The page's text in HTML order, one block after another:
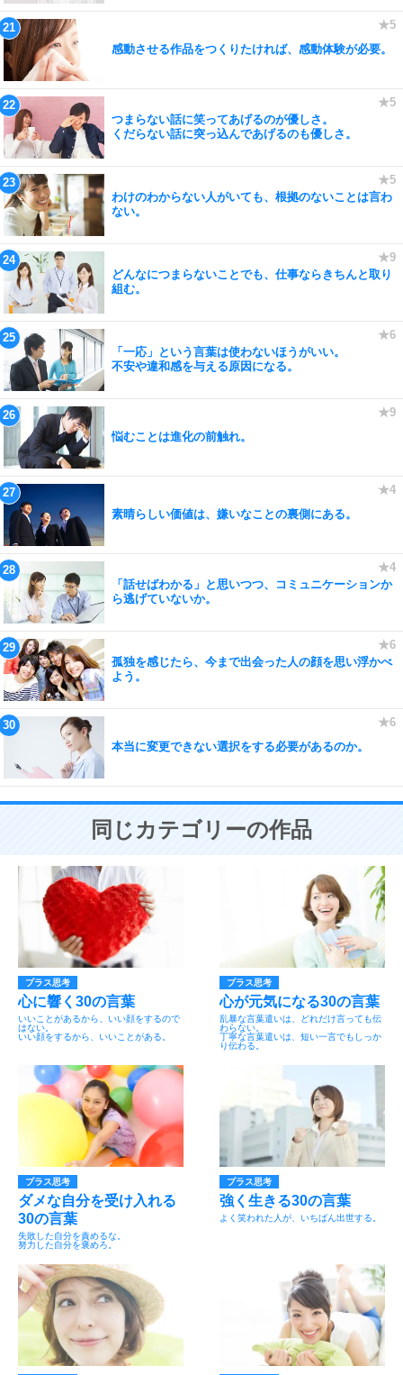
感動させる作品をつくりたければ、感動体験が必要。
つまらない話に笑ってあげるのが優しさ。
くだらない話に突っ込んであげるのも優しさ。
わけのわからない人がいても、根拠のないことは言わ
ない。
どんなにつまらないことでも、仕事ならきちんと取り
組む。
「一応」という言葉は使わないほうがいい。
不安や違和感を与える原因になる。
悩むことは進化の前触れ。
素晴らしい価値は、嫌いなことの裏側にある。
「話せばわかる」と思いつつ、コミュニケーションか
ら逃げていないか。
孤独を感じたら、今まで出会った人の顔を思い浮かべ
よう。
本当に変更できない選択をする必要があるのか。
同じカテゴリーの作品
プラス思考
心に響く30の言葉
いいことがあるから、いい顔をするので
はない。
いい顔をするから、いいことがある。
プラス思考
心が元気になる30の言葉
乱暴な言葉遣いは、どれだけ言っても伝
わらない。
丁寧な言葉遣いは、短い一言でもしっか
り伝わる。
プラス思考
ダメな自分を受け入れる
30の言葉
失敗した自分を責めるな。
努力した自分を褒めろ。
プラス思考
強く生きる30の言葉
よく笑われた人が、いちばん出世する。